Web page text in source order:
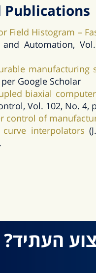
Publications
Field Histogram –
and Automation,
manufacturing
Google Scholar
biaxial
Vol. 102, No. 4,
control of
curve interpolators
העתיד?